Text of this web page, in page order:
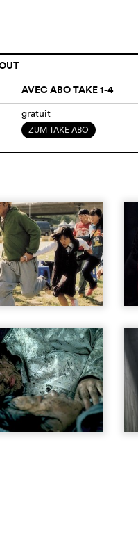
AVEC ABO TAKE 1-4
gratuit
ZUM TAKE ABO